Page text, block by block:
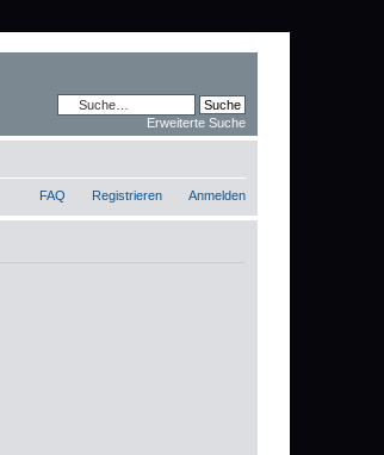
Erweiterte Suche
FAQ Registrieren Anmelden